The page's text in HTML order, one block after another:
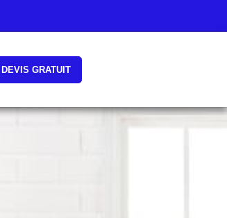
DEVIS GRATUIT